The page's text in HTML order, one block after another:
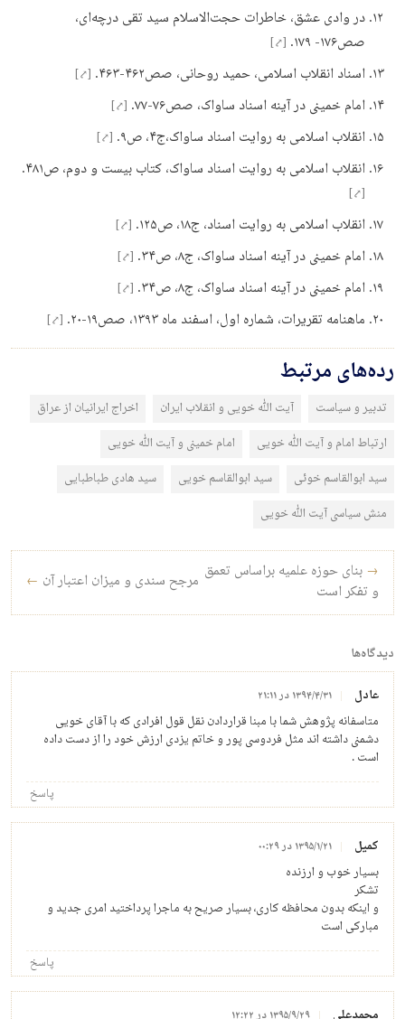
در وادی عشق، خاطرات حجت‌الاسلام سید تقی درچه‌ای،
صص۱۷۶- ۱۷۹.
[⤤]
اسناد انقلاب اسلامی، حمید روحانی، صص۴۶۲-۴۶۳. [⤤]
امام خمینی در آینه اسناد ساواک، صص۷۶-۷۷. [⤤]
انقلاب اسلامی به روایت اسناد ساواک،ج۴، ص۹. [⤤]
انقلاب اسلامی به روایت اسناد ساواک، کتاب بیست و دوم، ص۴۸۱.
[⤤]
انقلاب اسلامی به روایت اسناد، ج۱۸، ص۱۲۵. [⤤]
امام خمینی در آینه اسناد ساواک، ج۸، ص۳۴. [⤤]
امام خمینی در آینه اسناد ساواک، ج۸، ص۳۴. [⤤]
ماهنامه تقریرات، شماره اول، اسفند ماه ۱۳۹۳، صص۱۹-۲۰. [⤤]
رده‌های مرتبط
تدبیر و سیاست آیت الله خویی و انقلاب ایران
اخراج ایرانیان از عراق
ارتباط امام و آیت الله خویی
امام خمینی و آیت الله خویی
سید ابوالقاسم خوئی
سید ابوالقاسم خویی
سید هادی طباطبایی
منش سیاسی آیت الله خویی
راه‌بری نوشته
→ بنای حوزه علمیه براساس تعمق
و تفکر است
مرجح سندی و میزان اعتبار آن ←
دیدگاه‌ها
عادل ۱۳۹۴/۴/۳۱ در ۲۱:۱۱
متاسفانه پژوهش شما با مبنا قراردادن نقل قول افرادی که با آقای خویی
دشمنی داشته اند مثل فردوسی پور و خاتم یزدی ارزش خود را از دست داده
است .
پاسخ
کمیل ۱۳۹۵/۱/۲۱ در ۰۰:۲۹
بسیار خوب و ارزنده
تشکر
و اینکه بدون محافظه کاری، بسیار صریح به ماجرا پرداختید امری جدید و
مبارکی است
پاسخ
محمدعلی ۱۳۹۵/۹/۲۹ در ۱۲:۲۲